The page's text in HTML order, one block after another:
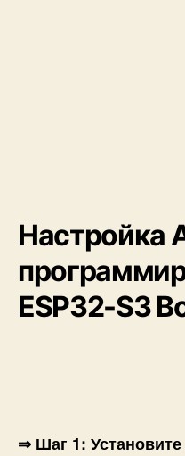
Настройка
ESP32-S3
⇒ Шаг 1: